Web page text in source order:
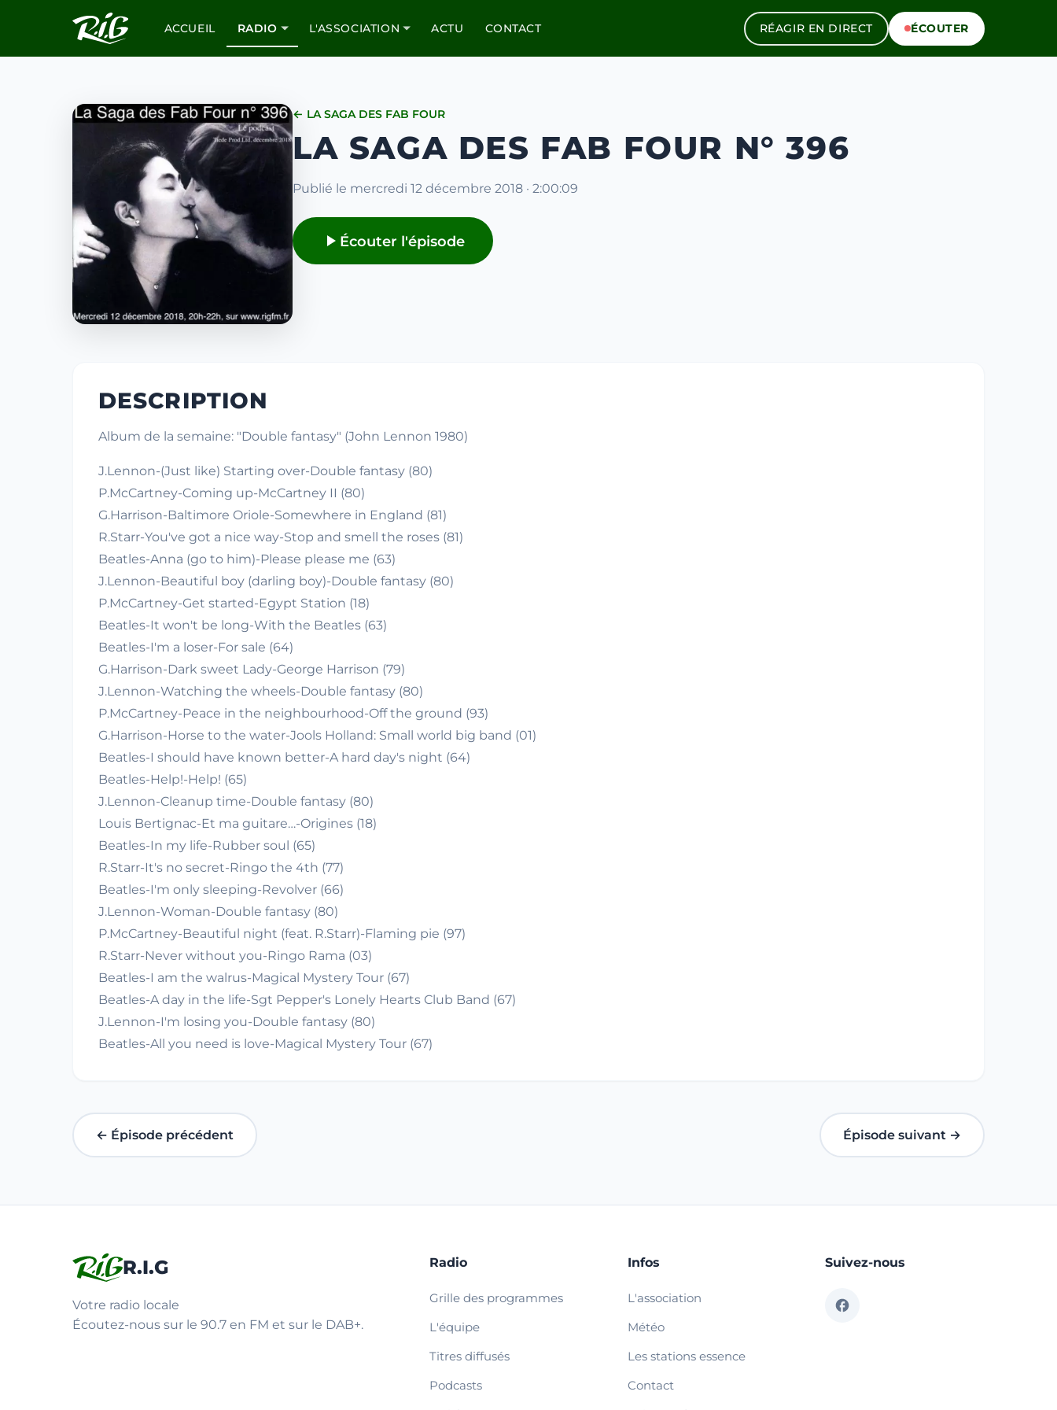
ACCUEIL RADIO L'ASSOCIATION ACTU CONTACT RÉAGIR EN DIRECT ÉCOUTER
← LA SAGA DES FAB FOUR
LA SAGA DES FAB FOUR N° 396
Publié le mercredi 12 décembre 2018 · 2:00:09
Écouter l'épisode
DESCRIPTION
Album de la semaine: "Double fantasy" (John Lennon 1980)
J.Lennon-(Just like) Starting over-Double fantasy (80)
P.McCartney-Coming up-McCartney II (80)
G.Harrison-Baltimore Oriole-Somewhere in England (81)
R.Starr-You've got a nice way-Stop and smell the roses (81)
Beatles-Anna (go to him)-Please please me (63)
J.Lennon-Beautiful boy (darling boy)-Double fantasy (80)
P.McCartney-Get started-Egypt Station (18)
Beatles-It won't be long-With the Beatles (63)
Beatles-I'm a loser-For sale (64)
G.Harrison-Dark sweet Lady-George Harrison (79)
J.Lennon-Watching the wheels-Double fantasy (80)
P.McCartney-Peace in the neighbourhood-Off the ground (93)
G.Harrison-Horse to the water-Jools Holland: Small world big band (01)
Beatles-I should have known better-A hard day's night (64)
Beatles-Help!-Help! (65)
J.Lennon-Cleanup time-Double fantasy (80)
Louis Bertignac-Et ma guitare…-Origines (18)
Beatles-In my life-Rubber soul (65)
R.Starr-It's no secret-Ringo the 4th (77)
Beatles-I'm only sleeping-Revolver (66)
J.Lennon-Woman-Double fantasy (80)
P.McCartney-Beautiful night (feat. R.Starr)-Flaming pie (97)
R.Starr-Never without you-Ringo Rama (03)
Beatles-I am the walrus-Magical Mystery Tour (67)
Beatles-A day in the life-Sgt Pepper's Lonely Hearts Club Band (67)
J.Lennon-I'm losing you-Double fantasy (80)
Beatles-All you need is love-Magical Mystery Tour (67)
← Épisode précédent Épisode suivant →
R.I.G
Votre radio locale
Écoutez-nous sur le 90.7 en FM et sur le DAB+.
Radio
Grille des programmes
L'équipe
Titres diffusés
Podcasts
Infos
L'association
Météo
Les stations essence
Contact
Suivez-nous